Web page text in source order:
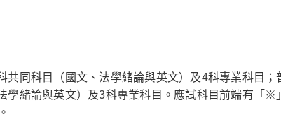
共同科目（國文、法學緒論與英文）及4科專業科目
學緒論與英文）及3科專業科目。應試科目前端有「